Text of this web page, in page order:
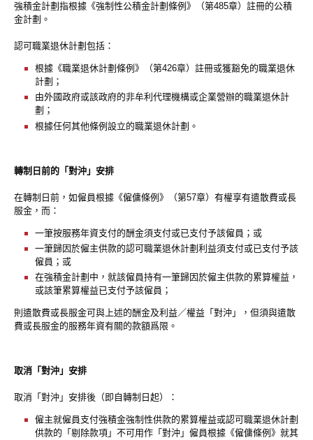
強積金計劃指根據《強制性公積金計劃條例》（第485章）註冊的公積
金計劃。
認可職業退休計劃包括：
根據《職業退休計劃條例》（第426章）註冊或獲豁免的職業退休
計劃；
由外國政府或該政府的非牟利代理機構或企業營辦的職業退休計
劃；
根據任何其他條例設立的職業退休計劃。
轉制日前的「對沖」安排
在轉制日前，如僱員根據《僱傭條例》（第57章）有權享有遣散費或長
服金，而：
一筆按服務年資支付的酬金須支付或已支付予該僱員；或
一筆歸因於僱主供款的認可職業退休計劃利益須支付或已支付予該
僱員；或
在強積金計劃中，就該僱員持有一筆歸因於僱主供款的累算權益，
或該筆累算權益已支付予該僱員；
則遣散費或長服金可與上述的酬金及利益／權益「對沖」，但須與遣散
費或長服金的服務年資有關的款額爲限。
取消「對沖」安排
取消「對沖」安排後（即自轉制日起）：
僱主就僱員支付強積金強制性供款的累算權益或認可職業退休計劃
供款的「剔除款項」不可用作「對沖」僱員根據《僱傭條例》就其